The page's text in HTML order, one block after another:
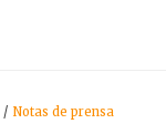
Notas de prensa